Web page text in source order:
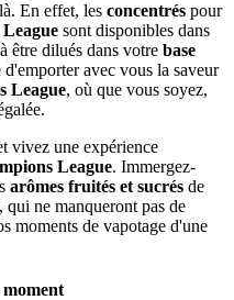
En effet, les concentrés pour
sont disponibles dans
être dilués dans votre base
avec vous la saveur
League, où que vous soyez,
vivez une expérience
League. Immergez-
arômes fruités et sucrés de
, qui ne manqueront pas de
moments de vapotage d'une